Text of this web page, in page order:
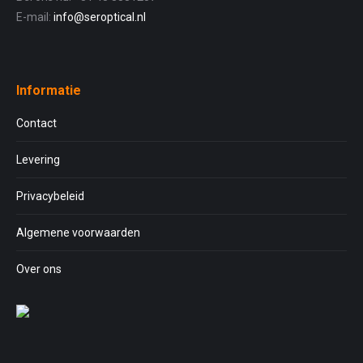
E-mail: info@seroptical.nl
Informatie
Contact
Levering
Privacybeleid
Algemene voorwaarden
Over ons